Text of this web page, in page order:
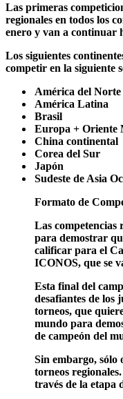
Las primeras
regionales en todos los
enero y van a continuar
Los siguientes
competir en la siguiente
América del Norte
América Latina
Brasil
Europa + Oriente
China continental
Corea del Sur
Japón
Sudeste de Asia
Formato de
Las competencias
para demostrar
calificar para el
ICONOS, que se
Esta final del
desafiantes de los
torneos, que
mundo para
de campeón del
Sin embargo, sólo
torneos
través de la etapa